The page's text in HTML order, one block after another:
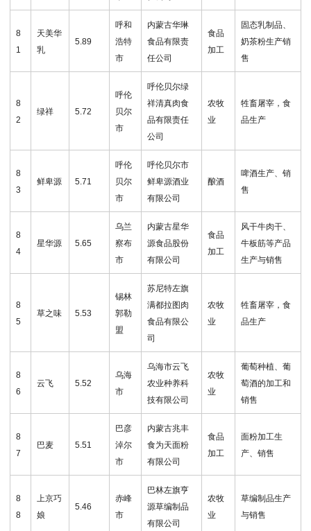
8
1
天美华
乳
5.89
呼和
浩特
市
内蒙古华琳
食品有限责
任公司
食品
加工
固态乳制品、
奶茶粉生产销
售
8
2
绿祥 5.72
呼伦
贝尔
市
呼伦贝尔绿
祥清真肉食
品有限责任
公司
农牧
业
牲畜屠宰，食
品生产
8
3
鲜卑源 5.71
呼伦
贝尔
市
呼伦贝尔市
鲜卑源酒业
有限公司
酿酒
啤酒生产、销
售
8
4
星华源 5.65
乌兰
察布
市
内蒙古星华
源食品股份
有限公司
食品
加工
风干牛肉干、
牛板筋等产品
生产与销售
8
5
草之味 5.53
锡林
郭勒
盟
苏尼特左旗
满都拉图肉
食品有限公
司
农牧
业
牲畜屠宰，食
品生产
8
6
云飞 5.52
乌海
市
乌海市云飞
农业种养科
技有限公司
农牧
业
葡萄种植、葡
萄酒的加工和
销售
8
7
巴麦 5.51
巴彦
淖尔
市
内蒙古兆丰
食为天面粉
有限公司
食品
加工
面粉加工生
产、销售
8
8
上京巧
娘
5.46
赤峰
市
巴林左旗亨
源草编制品
有限公司
农牧
业
草编制品生产
与销售